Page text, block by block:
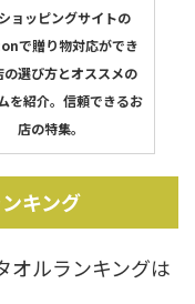
ョッピングサイトの
で贈り物対応ができ
の選び方とオススメの
を紹介。信頼できるお
店の特集。
キング
オルランキングは